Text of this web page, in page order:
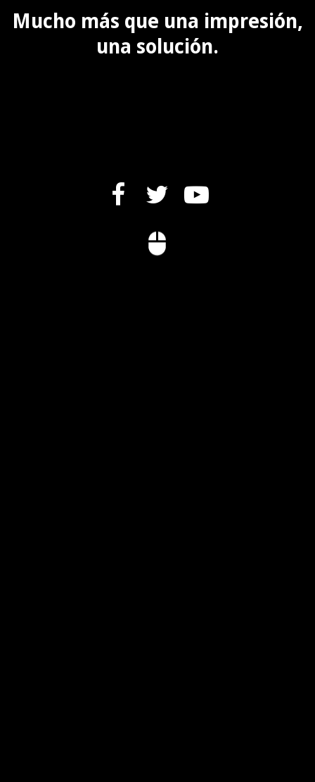
Mucho más que una impresión,
una solución.